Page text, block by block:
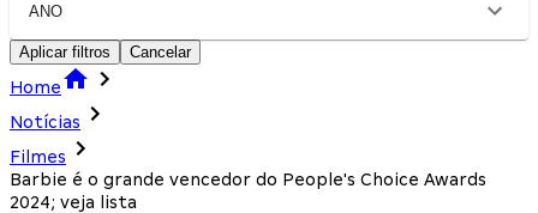
ANO
Aplicar filtros Cancelar
Home
Notícias
Filmes
Barbie é o grande vencedor do People's Choice Awards
2024; veja lista